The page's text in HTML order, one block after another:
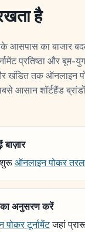
है
आसपास का बाजार
प्रतिष्ठा और बूम-
खंडित तक ऑनलाइन
आसान शॉर्टहैंड
बाज़ार
ऑनलाइन पोकर
का अनुसरण करें
टूर्नामेंटजहां